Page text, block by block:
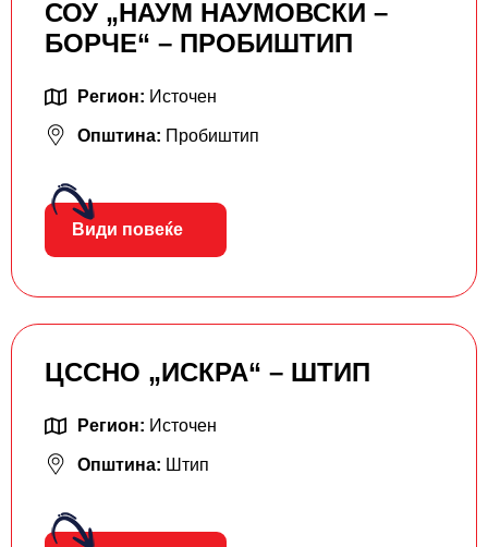
СОУ „НАУМ НАУМОВСКИ –
БОРЧЕ“ – ПРОБИШТИП
Регион: Источен
Општина: Пробиштип
Види повеќе
ЦССНО „ИСКРА“ – ШТИП
Регион: Источен
Општина: Штип